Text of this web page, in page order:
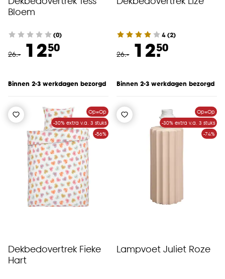
Bloem
(0)
26.- 12.50
Binnen 2-3 werkdagen bezorgd
4(2)
26.- 12.50
Binnen 2-3 werkdagen bezorgd
Op=Op
-30% extra v.a. 3 stuks
-56%
Dekbedovertrek Fieke
Hart
Op=Op
-30% extra v.a. 3 stuks
-74%
Lampvoet Juliet Roze